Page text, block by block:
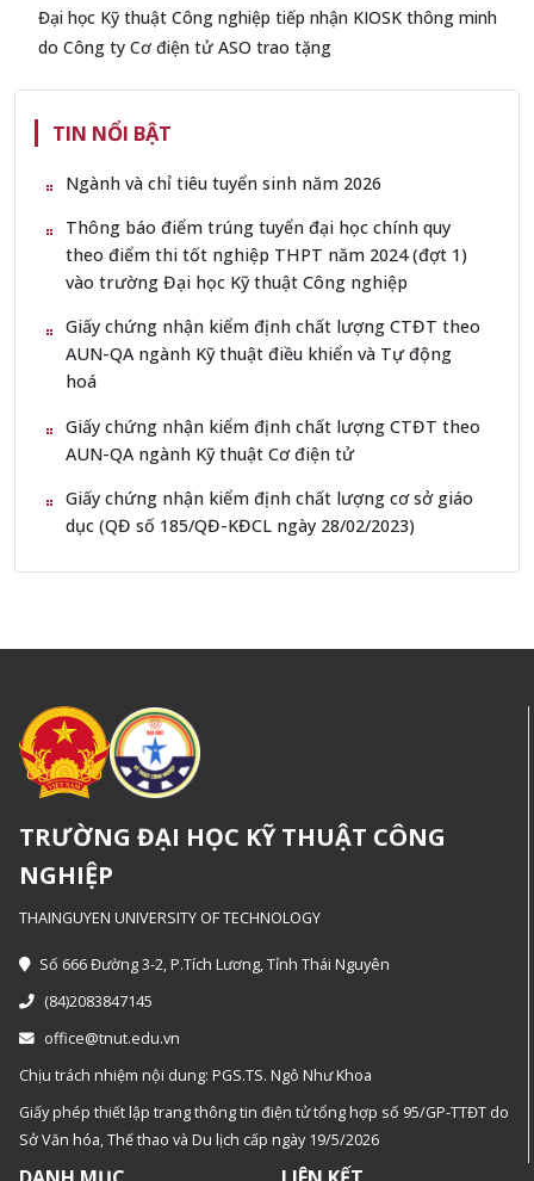
Đại học Kỹ thuật Công nghiệp tiếp nhận KIOSK thông minh
do Công ty Cơ điện tử ASO trao tặng
TIN NỔI BẬT
Ngành và chỉ tiêu tuyển sinh năm 2026
Thông báo điểm trúng tuyển đại học chính quy
theo điểm thi tốt nghiệp THPT năm 2024 (đợt 1)
vào trường Đại học Kỹ thuật Công nghiệp
Giấy chứng nhận kiểm định chất lượng CTĐT theo
AUN-QA ngành Kỹ thuật điều khiển và Tự động
hoá
Giấy chứng nhận kiểm định chất lượng CTĐT theo
AUN-QA ngành Kỹ thuật Cơ điện tử
Giấy chứng nhận kiểm định chất lượng cơ sở giáo
dục (QĐ số 185/QĐ-KĐCL ngày 28/02/2023)
TRƯỜNG ĐẠI HỌC KỸ THUẬT CÔNG
NGHIỆP
THAINGUYEN UNIVERSITY OF TECHNOLOGY
Số 666 Đường 3-2, P.Tích Lương, Tỉnh Thái Nguyên
(84)2083847145
office@tnut.edu.vn
Chịu trách nhiệm nội dung: PGS.TS. Ngô Như Khoa
Giấy phép thiết lập trang thông tin điện tử tổng hợp số 95/GP-TTĐT do
Sở Văn hóa, Thế thao và Du lịch cấp ngày 19/5/2026